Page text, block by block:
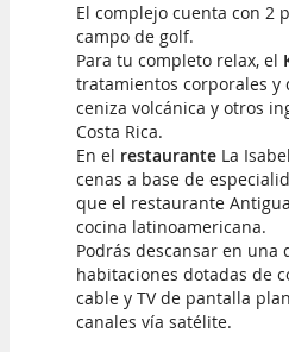
El complejo cuenta con 2
campo de golf.
Para tu completo relax, el
tratamientos corporales y
ceniza volcánica y otros
Costa Rica.
En el restaurante La
cenas a base de
que el restaurante
cocina latinoamericana.
Podrás descansar en una
habitaciones dotadas de
cable y TV de pantalla
canales vía satélite.